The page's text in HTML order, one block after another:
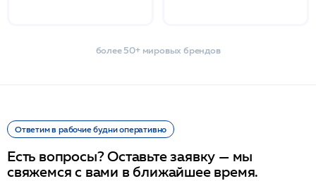
более 50+ мировых брендов
Ответим в рабочие будни оперативно
Есть вопросы? Оставьте заявку — мы
свяжемся с вами в ближайшее время.